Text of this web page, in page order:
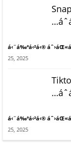
á‹¨á‰ªá‹²á‹®
25, 2025
á‹¨á‰ªá‹²á‹®
25, 2025